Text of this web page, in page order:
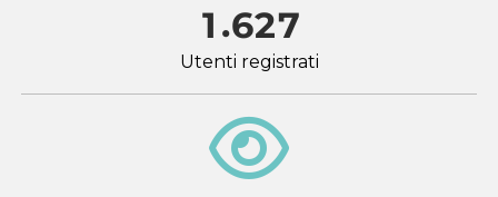
1 .627
Utenti registrati